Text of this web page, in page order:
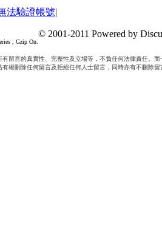
法驗證帳號|
, Gzip On.
© 2001-2011 Powered by
留言的真實性、完整性及立場等，不負任何法律責任
權刪除任何留言及拒絕任何人士留言，同時亦有不刪除